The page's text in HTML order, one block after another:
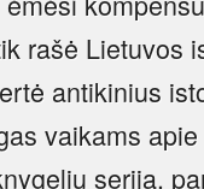
rašė Lietuvos
antikinius
vaikams
seriją,